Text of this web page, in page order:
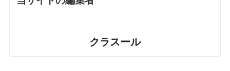
クラスール